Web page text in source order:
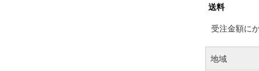
送料
受注金額に
地域